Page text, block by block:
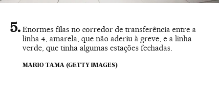
Enormes filas no corredor de transferência entre a
linha 4, amarela, que não aderiu à greve, e a linha
verde, que tinha algumas estações fechadas.
MARIO TAMA (GETTY IMAGES)